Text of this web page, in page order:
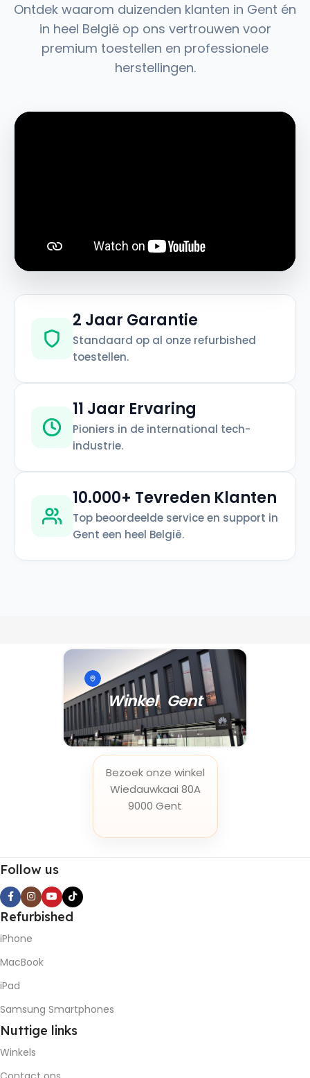
Ontdek waarom duizenden klanten in Gent én
in heel België op ons vertrouwen voor
premium toestellen en professionele
herstellingen.
2 Jaar Garantie
Standaard op al onze refurbished
toestellen.
11 Jaar Ervaring
Pioniers in de international tech-
industrie.
10.000+ Tevreden Klanten
Top beoordeelde service en support in
Gent een heel België.
Winkel Gent
Bezoek onze winkel
Wiedauwkaai 80A
9000 Gent
Follow us
Refurbished
iPhone
MacBook
iPad
Samsung Smartphones
Nuttige links
Winkels